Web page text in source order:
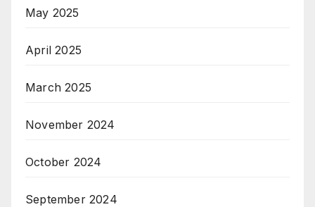
May 2025
April 2025
March 2025
November 2024
October 2024
September 2024